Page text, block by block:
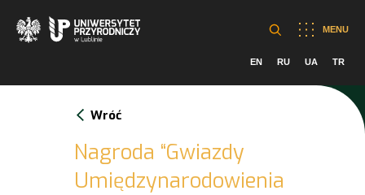
MENU
EN RU UA TR
Wróć
Nagroda “Gwiazdy
Umiędzynarodowienia